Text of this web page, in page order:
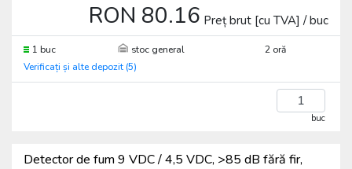
RON 80.16 Preț brut [cu TVA] / buc
1 buc stoc general
2 oră
Verificați și alte depozit (5)
buc
Detector de fum 9 VDC / 4,5 VDC, >85 dB fără fir,